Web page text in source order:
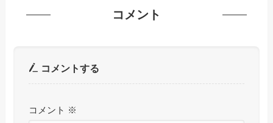
コメント
コメントする
コメント ※